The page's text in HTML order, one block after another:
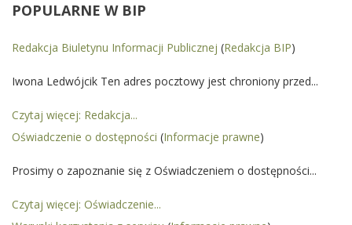
POPULARNE W BIP
Redakcja Biuletynu Informacji Publicznej (Redakcja BIP)
Iwona Ledwójcik Ten adres pocztowy jest chroniony przed...
Czytaj więcej: Redakcja...
Oświadczenie o dostępności (Informacje prawne)
Prosimy o zapoznanie się z Oświadczeniem o dostępności...
Czytaj więcej: Oświadczenie...